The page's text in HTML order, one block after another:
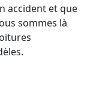
accident et que
sommes là